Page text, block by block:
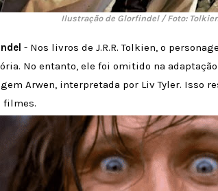
Ilustração de Glorfindel / Foto:
- Nos livros de J.R.R. Tolkien, o
No entanto, ele foi omitido na
Arwen, interpretada por Liv Tyler. Isso
filmes.